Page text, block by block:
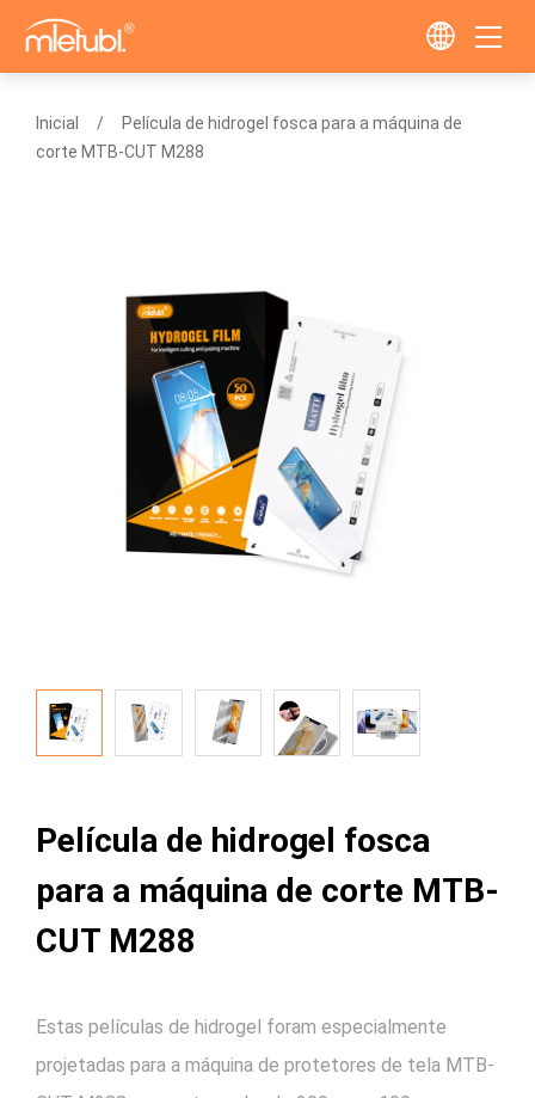
Inicial
Película de hidrogel fosca para a máquina de
corte MTB-CUT M288
Película de hidrogel fosca
para a máquina de corte MTB-
CUT M288
Estas películas de hidrogel foram especialmente
projetadas para a máquina de protetores de tela MTB-